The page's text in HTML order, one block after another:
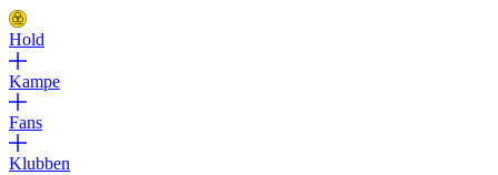
Hold
Kampe
Fans
Klubben